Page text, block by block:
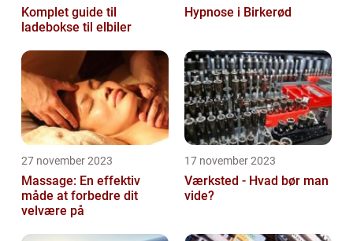
Komplet guide til
ladebokse til elbiler
Hypnose i Birkerød
27 november 2023
Massage: En effektiv
måde at forbedre dit
velvære på
17 november 2023
Værksted - Hvad bør man
vide?